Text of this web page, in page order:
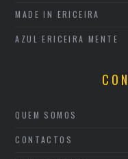
MADE IN ERICEIRA
AZUL ERICEIRA MENTE
QUEM SOMOS
CONTACTOS